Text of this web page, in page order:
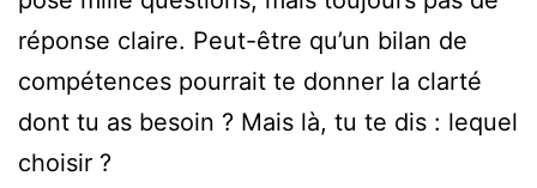
réponse claire. Peut-être qu’un bilan de
compétences pourrait te donner la clarté
dont tu as besoin ? Mais là, tu te dis : lequel
choisir ?